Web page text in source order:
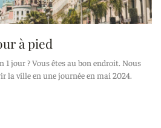
à pied
1 jour ? Vous êtes au bon endroit. Nous
la ville en une journée en mai 2024.